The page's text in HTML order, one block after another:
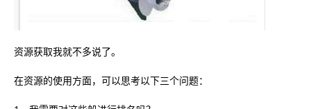
资源获取我就不多说了。
在资源的使用方面，可以思考以下三个问题：